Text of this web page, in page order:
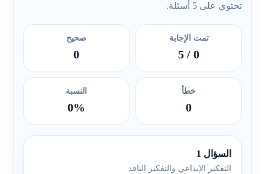
تحتوي على 5 أسئلة.
تمت الإجابة
0
/ 5
صحيح
0
خطأ
0
النسبة
0%
السؤال 1
التفكير الإبداعي والتفكير الناقد